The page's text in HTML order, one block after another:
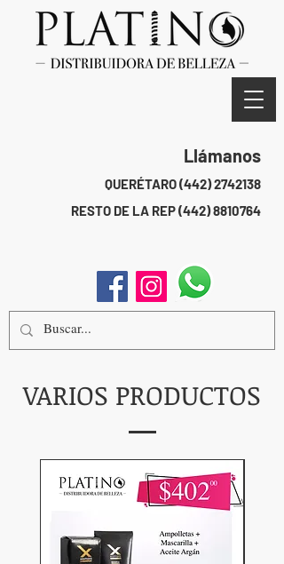
Llámanos
QUERÉTARO(442) 2742138
RESTO DE LA REP(442) 8810764
VARIOS PRODUCTOS